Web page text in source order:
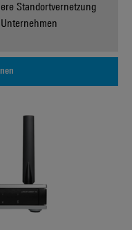
Standortvernetzung